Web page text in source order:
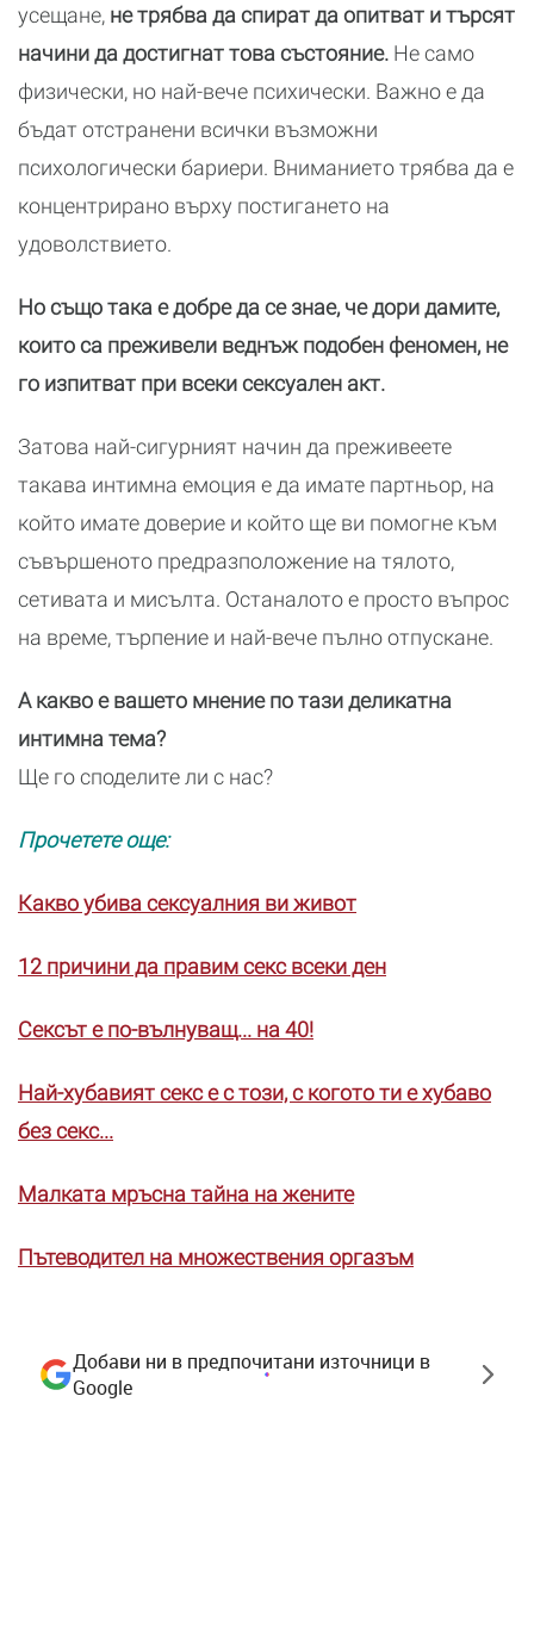
усещане, не трябва да спират да опитват и търсят
начини да достигнат това състояние. Не само
физически, но най-вече психически. Важно е да
бъдат отстранени всички възможни
психологически бариери. Вниманието трябва да е
концентрирано върху постигането на
удоволствието.
Но също така е добре да се знае, че дори дамите,
които са преживели веднъж подобен феномен, не
го изпитват при всеки сексуален акт.
Затова най-сигурният начин да преживеете
такава интимна емоция е да имате партньор, на
който имате доверие и който ще ви помогне към
съвършеното предразположение на тялото,
сетивата и мисълта. Останалото е просто въпрос
на време, търпение и най-вече пълно отпускане.
А какво е вашето мнение по тази деликатна
интимна тема?
Ще го споделите ли с нас?
Прочетете още:
Какво убива сексуалния ви живот
12 причини да правим секс всеки ден
Сексът е по-вълнуващ... на 40!
Най-хубавият секс е с този, с когото ти е хубаво
без секс...
Малката мръсна тайна на жените
Пътеводител на множествения оргазъм
Добави ни в предпочитани източници в
Google